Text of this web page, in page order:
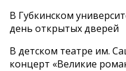
В Губкинском
день открытых дверей
В детском театре им.
концерт «Великие